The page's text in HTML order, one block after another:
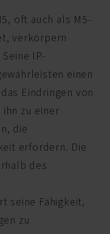
oft auch als M5-
verkörpern
IP-
einen
Eindringen von
ihn zu einer
die
erfordern. Die
des
seine Fähigkeit,
zu